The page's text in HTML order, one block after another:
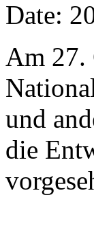
Date:
Am 27.
und
die